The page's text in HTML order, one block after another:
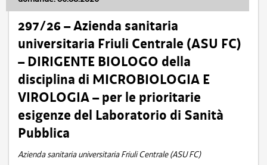
297/26 – Azienda sanitaria
universitaria Friuli Centrale (ASU FC)
– DIRIGENTE BIOLOGO della
disciplina di MICROBIOLOGIA E
VIROLOGIA – per le prioritarie
esigenze del Laboratorio di Sanità
Pubblica
Azienda sanitaria universitaria Friuli Centrale (ASU FC)